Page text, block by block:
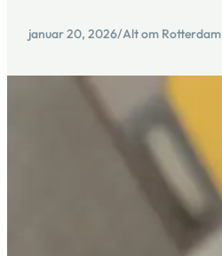
januar 20, 2026/Alt om Rotterdam